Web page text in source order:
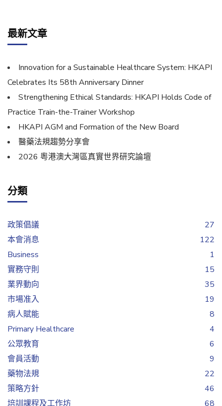
最新文章
Innovation for a Sustainable Healthcare System: HKAPI
Celebrates Its 58th Anniversary Dinner
Strengthening Ethical Standards: HKAPI Holds Code of
Practice Train-the-Trainer Workshop
HKAPI AGM and Formation of the New Board
醫藥法規趨勢分享會
2026 粵港澳大灣區真實世界研究論壇
分類
政策倡議
27
本會消息
122
Business
1
實務守則
15
業界動向
35
市場准入
19
病人賦能
8
Primary Healthcare
4
公眾教育
6
會員活動
9
藥物法規
22
策略方針
46
培訓課程及工作坊
68